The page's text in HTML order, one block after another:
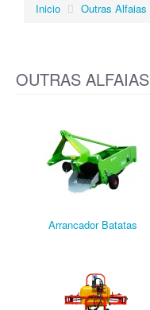
Inicio Outras Alfaias
OUTRAS ALFAIAS
Arrancador Batatas